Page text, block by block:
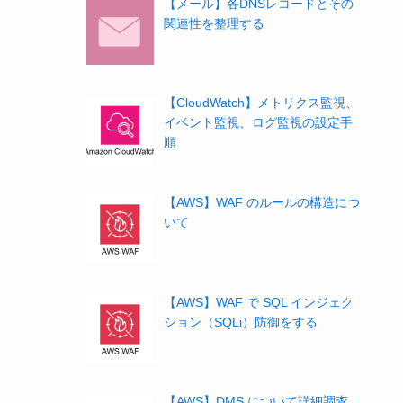
【メール】各DNSレコードとその
関連性を整理する
【CloudWatch】メトリクス監視、
イベント監視、ログ監視の設定手
順
【AWS】WAF のルールの構造につ
いて
【AWS】WAF で SQL インジェク
ション（SQLi）防御をする